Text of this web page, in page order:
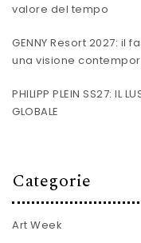
valore del tempo
GENNY Resort 2027: il
una visione
PHILIPP PLEIN SS27: IL
GLOBALE
Categorie
Art Week